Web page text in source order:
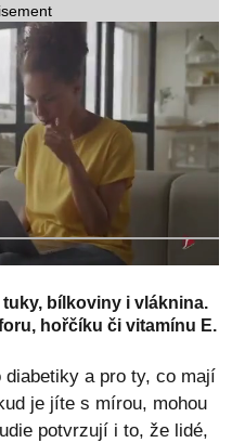
bílkoviny i vláknina.
hořčíku či vitamínu E.
diabetiky a pro ty, co mají
je jíte s mírou, mohou
potvrzují i ​​to, že lidé,